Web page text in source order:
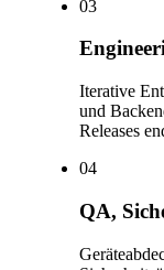
03
Iterative
und
Releases
04
QA,